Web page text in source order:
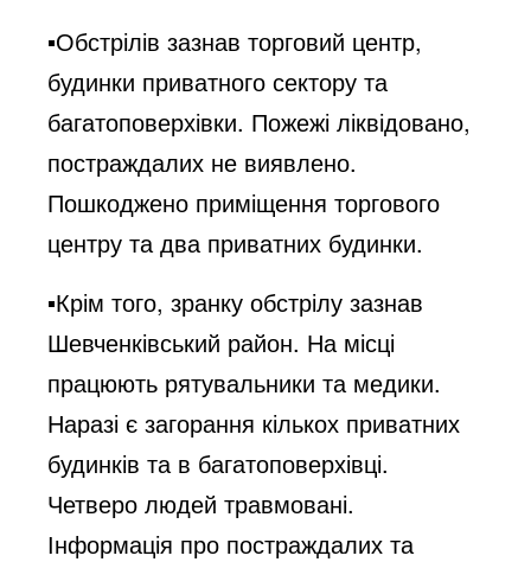
▪️Обстрілів зазнав торговий центр,
будинки приватного сектору та
багатоповерхівки. Пожежі ліквідовано,
постраждалих не виявлено.
Пошкоджено приміщення торгового
центру та два приватних будинки.
▪️Крім того, зранку обстрілу зазнав
Шевченківський район. На місці
працюють рятувальники та медики.
Наразі є загорання кількох приватних
будинків та в багатоповерхівці.
Четверо людей травмовані.
Інформація про постраждалих та